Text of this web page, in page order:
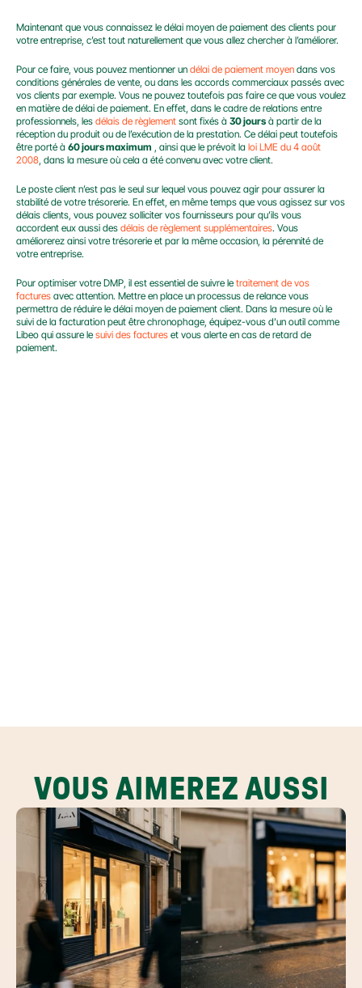
Maintenant que vous connaissez le délai moyen de paiement des clients pour
votre entreprise, c’est tout naturellement que vous allez chercher à l’améliorer.
Pour ce faire, vous pouvez mentionner un délai de paiement moyen dans vos
conditions générales de vente, ou dans les accords commerciaux passés avec
vos clients par exemple. Vous ne pouvez toutefois pas faire ce que vous voulez
en matière de délai de paiement. En effet, dans le cadre de relations entre
professionnels, les délais de règlement sont fixés à 30 jours à partir de la
réception du produit ou de l’exécution de la prestation. Ce délai peut toutefois
être porté à 60 jours maximum , ainsi que le prévoit la loi LME du 4 août
2008, dans la mesure où cela a été convenu avec votre client.
Le poste client n’est pas le seul sur lequel vous pouvez agir pour assurer la
stabilité de votre trésorerie. En effet, en même temps que vous agissez sur vos
délais clients, vous pouvez solliciter vos fournisseurs pour qu’ils vous
accordent eux aussi des délais de règlement supplémentaires. Vous
améliorerez ainsi votre trésorerie et par la même occasion, la pérennité de
votre entreprise.
Pour optimiser votre DMP, il est essentiel de suivre le traitement de vos
factures avec attention. Mettre en place un processus de relance vous
permettra de réduire le délai moyen de paiement client. Dans la mesure où le
suivi de la facturation peut être chronophage, équipez-vous d’un outil comme
Libeo qui assure le suivi des factures et vous alerte en cas de retard de
paiement.
VOUS AIMEREZ AUSSI